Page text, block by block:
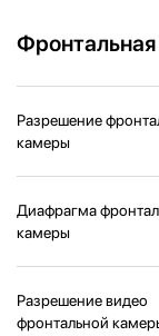
Разрешение
камеры
Диафрагма
камеры
Разрешение видео
фронтальной